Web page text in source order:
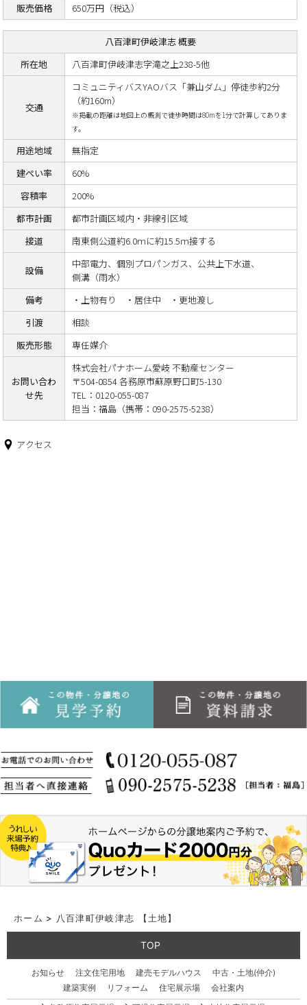
販売価格
650万円（税込）
八百津町伊岐津志 概要
所在地
八百津町伊岐津志字滝之上238-5他
交通
コミュニティバスYAOバス「兼山ダム」停徒歩約2分
（約160m）
※掲載の距離は地図上の概測で徒歩時間は80mを1分で計算してありま
す。
用途地域
無指定
建ぺい率
60%
容積率
200%
都市計画
都市計画区域内・非線引区域
接道
南東側公道約6.0ｍに約15.5ｍ接する
設備
中部電力、個別プロパンガス、公共上下水道、
側溝（雨水）
備考
・上物有り ・居住中 ・更地渡し
引渡
相談
販売形態
専任媒介
お問い合わ
せ先
株式会社パナホーム愛岐 不動産センター
〒504-0854 各務原市蘇原野口町5-130
TEL：0120-055-087
担当：福島（携帯：090-2575-5238）
アクセス
ホーム > 八百津町伊岐津志 【土地】
TOP
お知らせ 注文住宅用地 建売モデルハウス
中古・土地(仲介)
建築実例
リフォーム 住宅展示場
会社案内